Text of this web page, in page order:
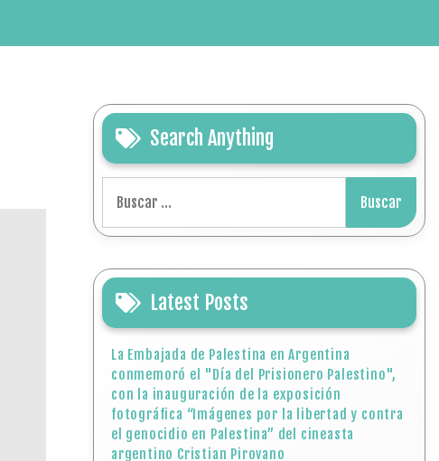
Search Anything
Latest Posts
La Embajada de Palestina en Argentina
conmemoró el "Día del Prisionero Palestino",
con la inauguración de la exposición
fotográfica “Imágenes por la libertad y contra
el genocidio en Palestina” del cineasta
argentino Cristian Pirovano